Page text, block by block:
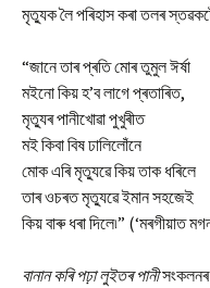
মৃত্যুক লৈ পৰিহাস কৰা তলৰ
“জানে তাৰ প্ৰতি মোৰ তুমুল ঈৰ্ষা
মইনো কিয় হ’ব লাগে প্ৰতাৰিত,
মৃত্যুৰ পানীখোৱা পুখুৰীত
মই কিবা বিষ ঢালিলোঁনে
মোক এৰি মৃত্যুৱে কিয় তাক ধৰিলে
তাৰ ওচৰত মৃত্যুৱে ইমান সহজেই
কিয় বাৰু ধৰা দিলে৷” (‘মৰগীয়াত
বানান কৰি পঢ়া লুইতৰ পানীসংকলনৰ